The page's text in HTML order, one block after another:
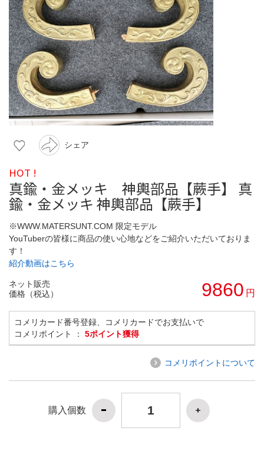
シェア
HOT !
真鍮・金メッキ 神輿部品【蕨手】 真
鍮・金メッキ 神輿部品【蕨手】
※WWW.MATERSUNT.COM 限定モデル
YouTuberの皆様に商品の使い心地などをご紹介いただいておりま
す！
紹介動画はこちら
ネット販売
価格（税込）
9860 円
コメリカード番号登録、コメリカードでお支払いで
コメリポイント ： 5ポイント獲得
コメリポイントについて
購入個数